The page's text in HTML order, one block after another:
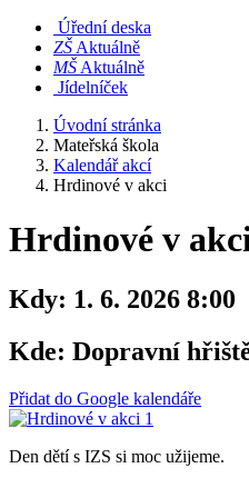
Úřední deska
​​ZŠ Aktuálně
​​MŠ Aktuálně
Jídelníček
Úvodní stránka
Mateřská škola
Kalendář akcí
Hrdinové v akci
Hrdinové v
Kdy: 1. 6. 2026 8:00
Kde: Dopravní
Přidat do Google kalendáře
Den dětí s IZS si moc užijeme.